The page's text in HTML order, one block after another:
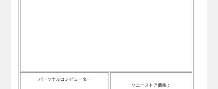
パーソナルコンピューター
ソニーストア価格：